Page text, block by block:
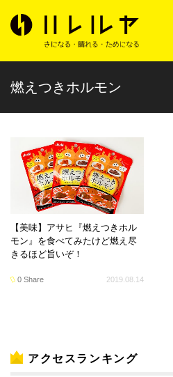
燃えつきホルモン
【美味】アサヒ『燃えつきホル
モン』を食べてみたけど燃え尽
きるほど旨いぞ！
0 Share 2019.08.14
アクセスランキング